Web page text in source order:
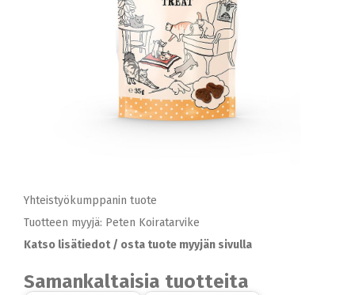
Yhteistyökumppanin tuote
Tuotteen myyjä: Peten Koiratarvike
Katso lisätiedot / osta tuote myyjän sivulla
Samankaltaisia tuotteita